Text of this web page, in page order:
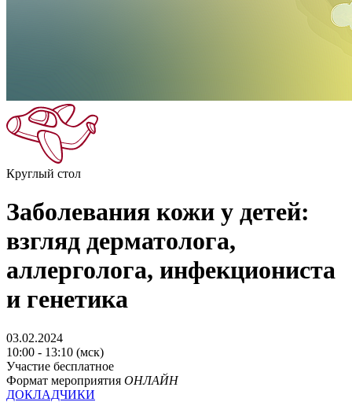
Круглый стол
Заболевания кожи у детей:
взгляд дерматолога,
аллерголога, инфекциониста
и генетика
03.02.2024
10:00 - 13:10 (мск)
Участие бесплатное
Формат мероприятия ОНЛАЙН
ДОКЛАДЧИКИ